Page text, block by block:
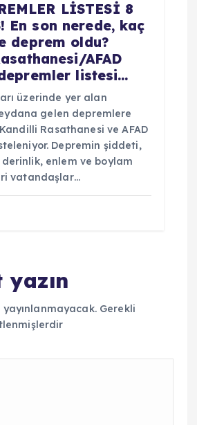
LİSTESİ 8
En son nerede, kaç
deprem oldu?
AFAD
listesi…
üzerinde yer alan
gelen depremlere
Rasathanesi ve AFAD
Depremin şiddeti,
derinlik, enlem ve boylam
vatandaşlar…
yazın
Gerekli